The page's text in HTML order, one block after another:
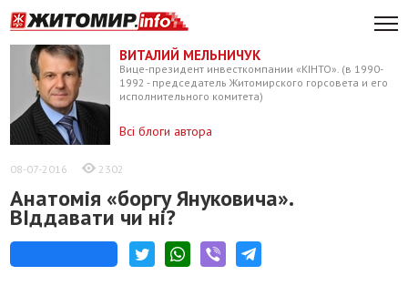
ВИТАЛИЙ МЕЛЬНИЧУК
Вице-президент инвесткомпании «КІНТО». (в 1990-
1992 - председатель Житомирского горсовета и его
исполнительного комитета)
Всі блоги автора
08-07-2016 2302
Анатомія «боргу Януковича».
ВІддавати чи ні?